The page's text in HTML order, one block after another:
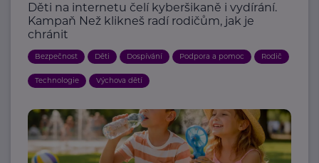
Děti na internetu čelí kyberšikaně i vydírání.
Kampaň Než klikneš radí rodičům, jak je
chránit
Bezpečnost Děti Dospívání Podpora a pomoc Rodič
Technologie Výchova dětí